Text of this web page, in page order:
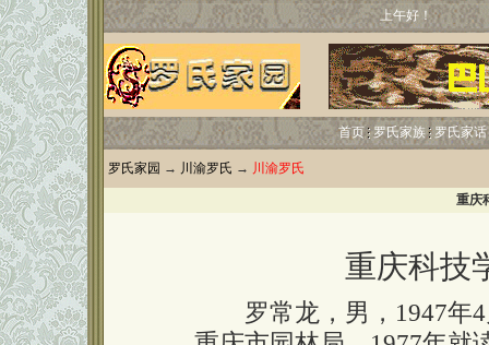
上午好！
首页 罗氏家族 罗氏家话
罗氏家园 → 川渝罗氏 → 川渝罗氏
重庆
重庆科技
罗常龙，男，1947年4